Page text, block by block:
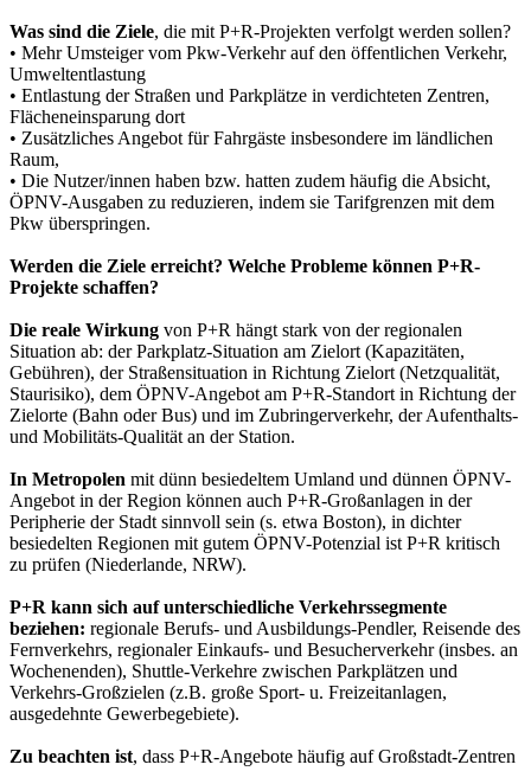
Was sind die Ziele, die mit P+R-Projekten verfolgt werden sollen?
• Mehr Umsteiger vom Pkw-Verkehr auf den öffentlichen Verkehr,
Umweltentlastung
• Entlastung der Straßen und Parkplätze in verdichteten Zentren,
Flächeneinsparung dort
• Zusätzliches Angebot für Fahrgäste insbesondere im ländlichen
Raum,
• Die Nutzer/innen haben bzw. hatten zudem häufig die Absicht,
ÖPNV-Ausgaben zu reduzieren, indem sie Tarifgrenzen mit dem
Pkw überspringen.
Werden die Ziele erreicht? Welche Probleme können P+R-
Projekte schaffen?
Die reale Wirkung von P+R hängt stark von der regionalen
Situation ab: der Parkplatz-Situation am Zielort (Kapazitäten,
Gebühren), der Straßensituation in Richtung Zielort (Netzqualität,
Staurisiko), dem ÖPNV-Angebot am P+R-Standort in Richtung der
Zielorte (Bahn oder Bus) und im Zubringerverkehr, der Aufenthalts-
und Mobilitäts-Qualität an der Station.
In Metropolen mit dünn besiedeltem Umland und dünnen ÖPNV-
Angebot in der Region können auch P+R-Großanlagen in der
Peripherie der Stadt sinnvoll sein (s. etwa Boston), in dichter
besiedelten Regionen mit gutem ÖPNV-Potenzial ist P+R kritisch
zu prüfen (Niederlande, NRW).
P+R kann sich auf unterschiedliche Verkehrssegmente
beziehen: regionale Berufs- und Ausbildungs-Pendler, Reisende des
Fernverkehrs, regionaler Einkaufs- und Besucherverkehr (insbes. an
Wochenenden), Shuttle-Verkehre zwischen Parkplätzen und
Verkehrs-Großzielen (z.B. große Sport- u. Freizeitanlagen,
ausgedehnte Gewerbegebiete).
Zu beachten ist, dass P+R-Angebote häufig auf Großstadt-Zentren